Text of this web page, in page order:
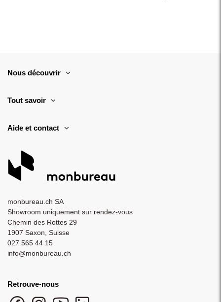
Nous découvrir
Tout savoir
Aide et contact
monbureau.ch SA
Showroom uniquement sur rendez-vous
Chemin des Rottes 29
1907 Saxon, Suisse
027 565 44 15
info@monbureau.ch
Retrouve-nous
Facebook monbureau
Instagram monbureau
YouTube monbureau